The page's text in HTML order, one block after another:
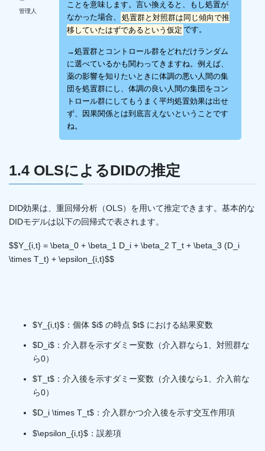
管理人
ことを意味します。言い換えると、もし処置が
なかった場合、
処置群と対照群は同じ傾向で推
移していたはずであるという仮定 です。
→処置群とコントロール群をどれだけランダム
に選べているかも関わってきますね。例えば、
薬の影響を知りたいときに体調の悪い人間の集
団を処置群にし、体調の良い人間の集団をコン
トロール群にしてもうまく平均処置効果は出せ
ず、因果関係とは到底言えないということです
ね。
1.4 OLSによるDIDの推定
DID効果は、重回帰分析（OLS）を用いて推定できます。基本的な
DIDモデルは以下の回帰式で表されます。
$$Y_{i,t} = \beta_0 + \beta_1 D_i + \beta_2 T_t + \beta_3 (D_i
\times T_t) + \epsilon_{i,t}$$
$Y_{i,t}$：個体 $i$ の時点 $t$ における結果変数
$D_i$：介入群を示すダミー変数（介入群なら1、対照群な
ら0）
$T_t$：介入後を示すダミー変数（介入後なら1、介入前な
ら0）
$D_i \times T_t$：介入群かつ介入後を示す交互作用項
$\epsilon_{i,t}$：誤差項